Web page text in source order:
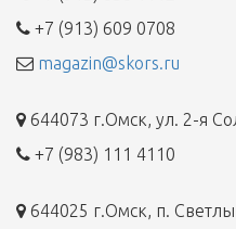
+7 (913) 609 0708
magazin@skors.ru
644073 г.Омск, ул. 2-я
+7 (983) 111 4110
644025 г.Омск, п.